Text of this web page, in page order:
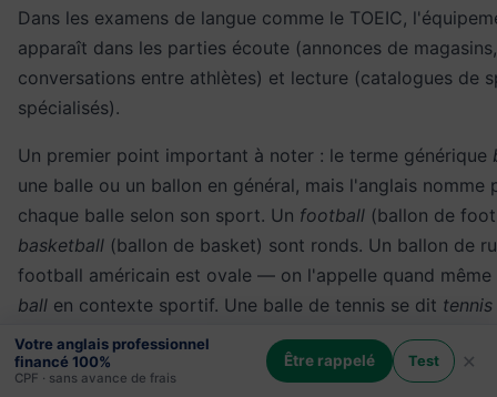
Dans les examens de langue comme le TOEIC,
apparaît dans les parties écoute (annonces de magasins,
conversations entre athlètes) et lecture (catalogues de
spécialisés).
Un premier point important à noter : le terme générique
une balle ou un ballon en général, mais l'anglais nomme
chaque balle selon son sport. Un football (ballon de
basketball (ballon de basket) sont ronds. Un ballon de
football américain est ovale — on l'appelle quand même
ball en contexte sportif. Une balle de tennis se dit
balle de golf se dit
golf ball
, et une balle de cricket se
(balle dure en cuir rouge). Le palet de hockey sur glace
Votre anglais professionnel
financé 100%
CPF · sans avance de frais
Être rappelé Test ×